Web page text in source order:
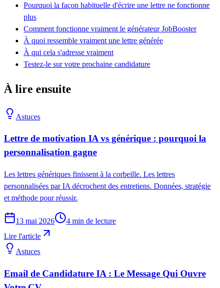
Pourquoi la façon habituelle d'écrire une lettre ne fonctionne
plus
Comment fonctionne vraiment le générateur JobBooster
À quoi ressemble vraiment une lettre générée
À qui cela s'adresse vraiment
Testez-le sur votre prochaine candidature
À lire ensuite
Astuces
Lettre de motivation IA vs générique : pourquoi la
personnalisation gagne
Les lettres génériques finissent à la corbeille. Les lettres
personnalisées par IA décrochent des entretiens. Données, stratégie
et méthode pour réussir.
13 mai 2026 4 min de lecture
Lire l'article
Astuces
Email de Candidature IA : Le Message Qui Ouvre